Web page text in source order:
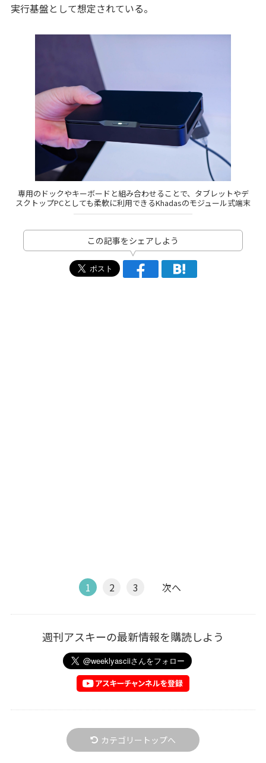
実行基盤として想定されている。
専用のドックやキーボードと組み合わせることで、タブレットやデ
スクトップPCとしても柔軟に利用できるKhadasのモジュール式端末
この記事をシェアしよう
1 2 3 次へ
週刊アスキーの最新情報を購読しよう
カテゴリートップへ